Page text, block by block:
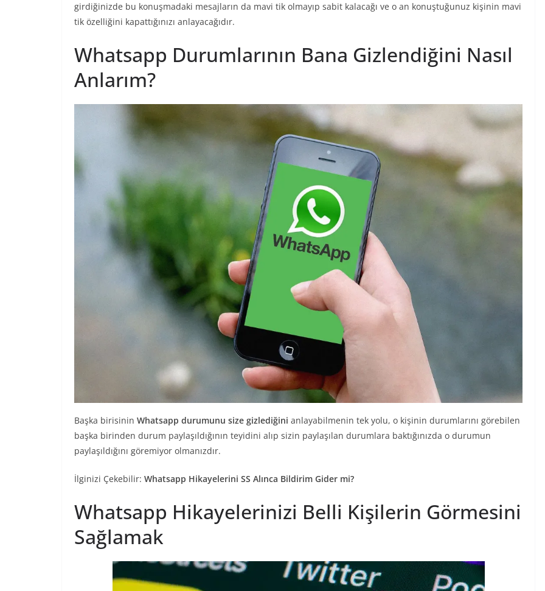
girdiğinizde bu konuşmadaki mesajların da mavi tik olmayıp sabit kalacağı ve o an konuştuğunuz kişinin mavi
tik özelliğini kapattığınızı anlayacağıdır.
Whatsapp Durumlarının Bana Gizlendiğini Nasıl
Anlarım?
Başka birisinin Whatsapp durumunu size gizlediğini anlayabilmenin tek yolu, o kişinin durumlarını görebilen
başka birinden durum paylaşıldığının teyidini alıp sizin paylaşılan durumlara baktığınızda o durumun
paylaşıldığını göremiyor olmanızdır.
İlginizi Çekebilir: Whatsapp Hikayelerini SS Alınca Bildirim Gider mi?
Whatsapp Hikayelerinizi Belli Kişilerin Görmesini
Sağlamak